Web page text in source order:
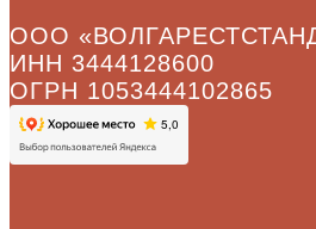
ООО
ИНН 3444128600
ОГРН 1053444102865